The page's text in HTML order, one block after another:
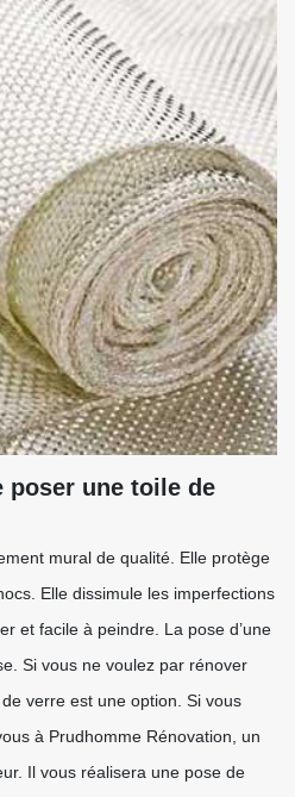
poser une toile de
mural de qualité. Elle protège
Elle dissimule les imperfections
et facile à peindre. La pose d’une
Si vous ne voulez par rénover
verre est une option. Si vous
à Prudhomme Rénovation, un
Il vous réalisera une pose de